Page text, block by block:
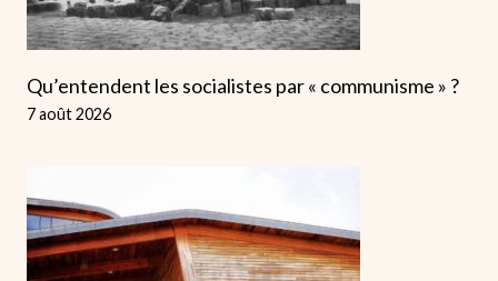
Qu’entendent les socialistes par « communisme » ?
7 août 2026